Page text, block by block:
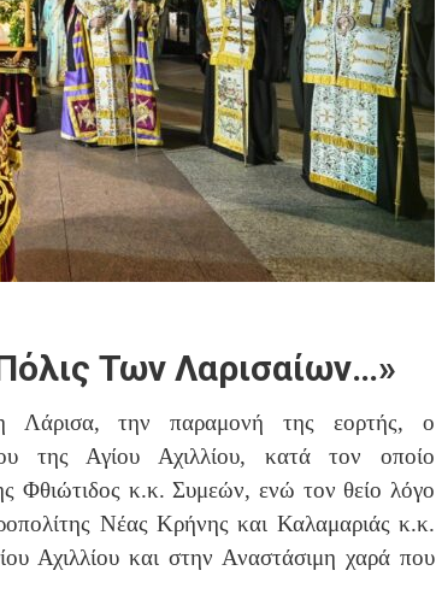
Των Λαρισαίων…»
Λάρισα, την παραμονή της εορτής, ο
της Αγίου Αχιλλίου, κατά τον οποίο
Φθιώτιδος κ.κ. Συμεών, ενώ τον θείο λόγο
Νέας Κρήνης και Καλαμαριάς κ.κ.
Αχιλλίου και στην Αναστάσιμη χαρά που